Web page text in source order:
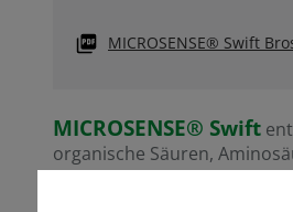
MICROSENSE® Swift
MICROSENSE® Swift
organische Säuren,
Fulvosäuren mit niedrigem